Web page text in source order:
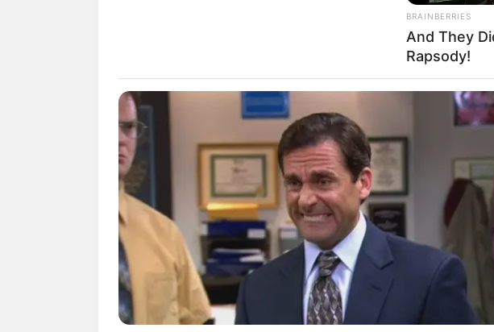
primaria nas comunidades indígenas sul-mato-grossenses.
“Essa parceria com o Governo do Estado é muito importante. É uma
indígenas, uma luta nossa de 10 anos, e hoje pode ser anunciada
fundamental para todos os colaboradores. Essa legislação vai
trabalho, sem o trabalho conjunto a gente não avança e quem ganha
destaca Lindomar Ferreira, coordenador do DSEI-MS (Distrito Sanitário
Sul).
Qualificação da categoria
De acordo com o DSEI, será realizada uma capacitação com os AIS com
de um sistema único de base de dados, este utilizado pelo Governo
assim como para os demais agentes para que a informações seja toda
BRAINBERRIES
And They
Rapsody!